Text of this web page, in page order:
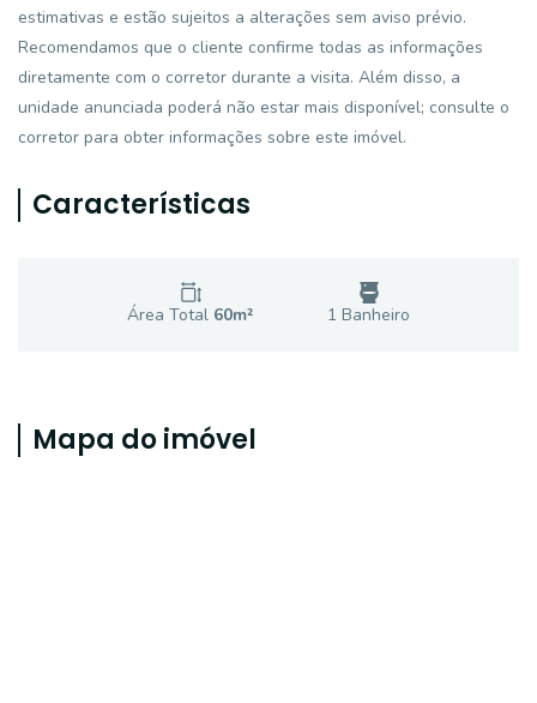
estimativas e estão sujeitos a alterações sem aviso prévio.
Recomendamos que o cliente confirme todas as informações
diretamente com o corretor durante a visita. Além disso, a
unidade anunciada poderá não estar mais disponível; consulte o
corretor para obter informações sobre este imóvel.
Características
Área Total 60m² 1 Banheiro
Mapa do imóvel